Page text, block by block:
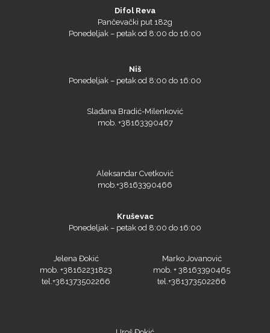
SEFA
Difol Reva
Pančevački put 182g
Ponedeljak – petak od 8:00 do 16:00
Niš
Ponedeljak – petak od 8:00 do 16:00
Slađana Bradić-Milenković
mob. +38163390467
Aleksandar Cvetković
mob.+38163390466
Kruševac
Ponedeljak – petak od 8:00 do 16:00
Jelena Đokić
mob. +38162231823
tel.+381373502266
Marko Jovanović
mob. + 38163390465
tel.+381373502266
Uroš Đokić